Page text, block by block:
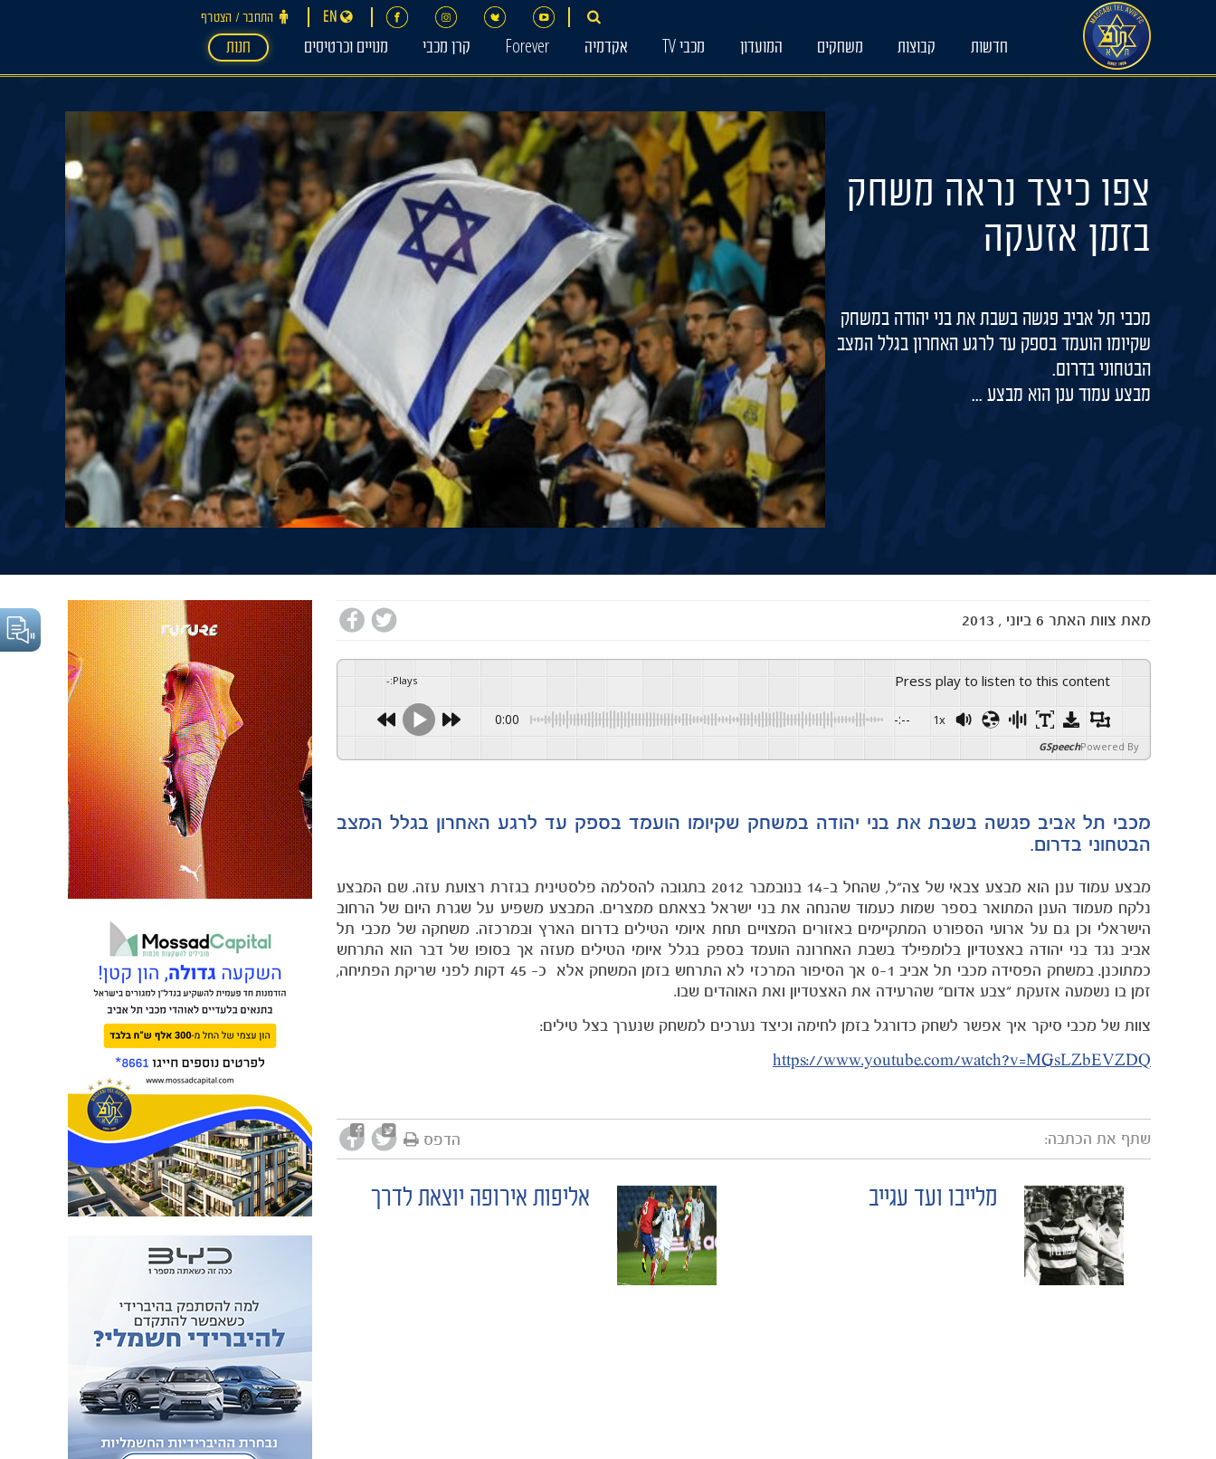
התחבר ‪/‬ הצטרף EN
חדשות קבוצות משחקים המועדון מכבי TV אקדמיה Forever קרן מכבי מנויים וכרטיסים חנות
צפו כיצד נראה משחק
בזמן אזעקה
מכבי תל אביב פגשה בשבת את בני יהודה במשחק
שקיומו הועמד בספק עד לרגע האחרון בגלל המצב
הבטחוני בדרום.
מבצע עמוד ענן הוא מבצע ...
מאת צוות האתר 6 ביוני , 2013
Press play to listen to this content
Plays
:
-
0:00 -:-- 1x
Powered By
GSpeech
מכבי תל אביב פגשה בשבת את בני יהודה במשחק שקיומו הועמד בספק עד לרגע האחרון בגלל המצב
הבטחוני בדרום.
מבצע עמוד ענן הוא מבצע צבאי של צה"ל, שהחל ב-14 בנובמבר 2012 בתגובה להסלמה פלסטינית בגזרת רצועת עזה. שם המבצע
נלקח מעמוד הענן המתואר בספר שמות כעמוד שהנחה את בני ישראל בצאתם ממצרים. המבצע משפיע על שגרת היום של הרחוב
הישראלי וכן גם על ארועי הספורט המתקיימים באזורים המצויים תחת איומי הטילים בדרום הארץ ובמרכזה. משחקה של מכבי תל
אביב נגד בני יהודה באצטדיון בלומפילד בשבת האחרונה הועמד בספק בגלל איומי הטילים מעזה אך בסופו של דבר הוא התרחש
כמתוכנן. במשחק הפסידה מכבי תל אביב 0-1 אך הסיפור המרכזי לא התרחש בזמן המשחק אלא כ- 45 דקות לפני שריקת הפתיחה,
זמן בו נשמעה אזעקת "צבע אדום" שהרעידה את האצטדיון ואת האוהדים שבו.
צוות של מכבי סיקר איך אפשר לשחק כדורגל בזמן לחימה וכיצד נערכים למשחק שנערך בצל טילים:
https://www.youtube.com/watch?v=MGsLZbEVZDQ
שתף את הכתבה: הדפס
POST
NAVIGATION
אליפות אירופה יוצאת לדרך מלייבו ועד עגייב